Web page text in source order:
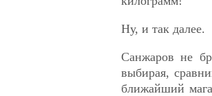
Ну, и так далее.
Санжаров не
выбирая,
ближайший